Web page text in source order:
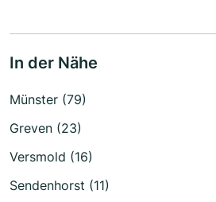
In der Nähe
Münster (79)
Greven (23)
Versmold (16)
Sendenhorst (11)